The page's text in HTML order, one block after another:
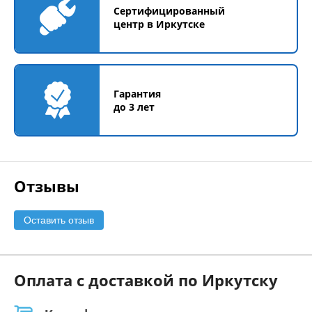
Сертифицированный
центр в Иркутске
Гарантия
до 3 лет
Отзывы
Оставить отзыв
Оплата с доставкой по Иркутску